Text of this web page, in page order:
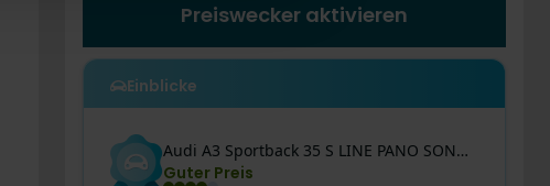
Preiswecker aktivieren
Einblicke
Audi A3 Sportback 35 S LINE PANO SONOS CAM ACC LM18
Guter Preis